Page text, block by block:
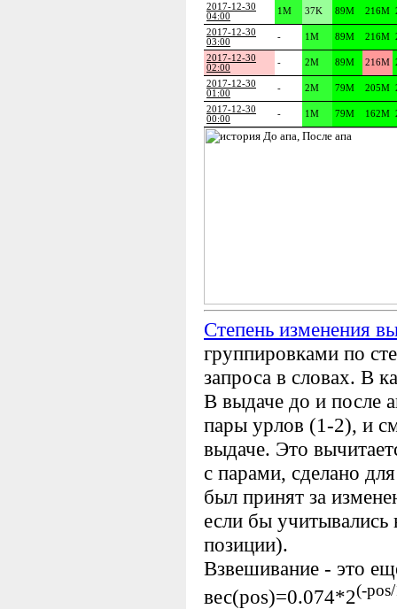
2017-12-30
04:00
1M 37K 89M 216M
2017-12-30
03:00
- 1M 89M 216M
2017-12-30
02:00
- 2M 89M 216M
2017-12-30
01:00
- 2M 79M 205M
2017-12-30
00:00
- 1M 79M 162M
Степень изменения
группировками по
запроса в словах. В
В выдаче до и после
пары урлов (1-2), и
выдаче. Это
с парами, сделано
был принят за
если бы
позиции).
Взвешивание - это
вес(pos)=0.074*2(-